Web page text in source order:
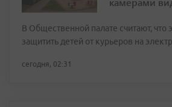
В Общественной палате считают, что
защитить детей от курьеров на
сегодня, 02:31